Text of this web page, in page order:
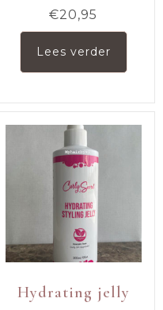
€20,95
Lees verder
Hydrating jelly